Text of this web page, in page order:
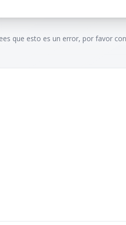
que esto es un error, por favor